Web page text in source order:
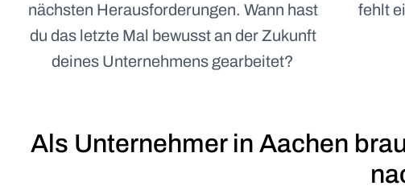
nächsten Herausforderungen. Wann hast
du das letzte Mal bewusst an der Zukunft
deines Unternehmens gearbeitet?
fehlt
Als Unternehmer in Aachen